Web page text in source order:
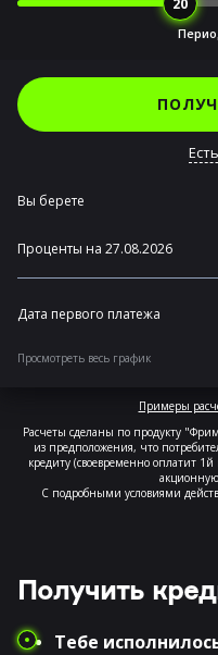
Вы берете
Проценты на 27.08.2026
Дата первого платежа
Просмотреть весь график
Примеры
Расчеты сделаны по продукту
из предположения, что
кредиту (своевременно оплатит
С подробными условиями
Получить
Тебе